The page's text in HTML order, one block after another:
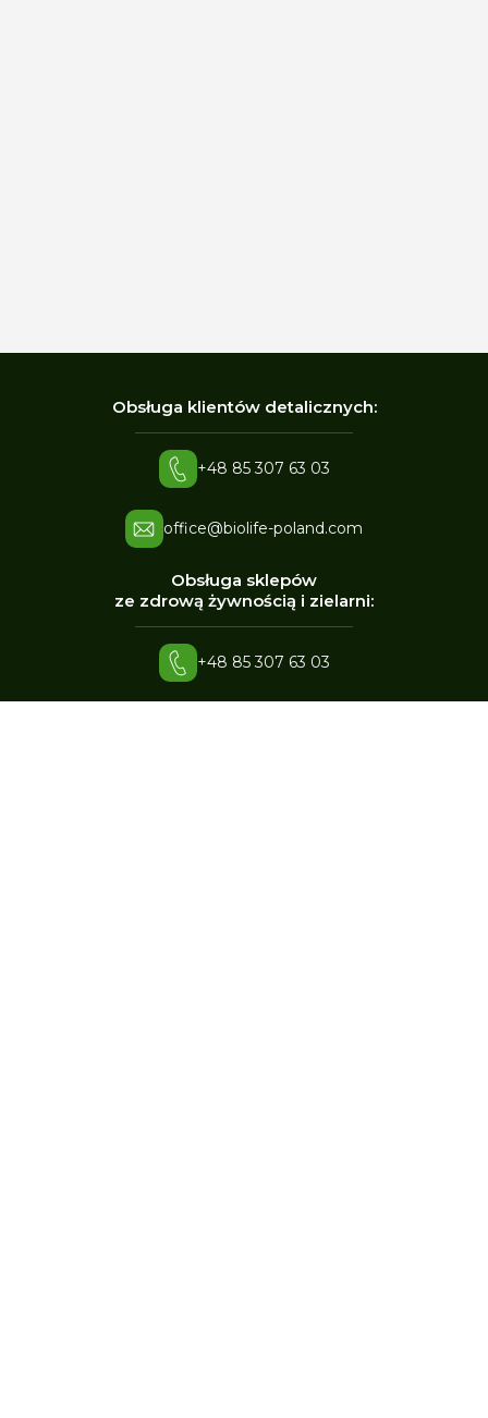
Obsługa klientów detalicznych:
+48 85 307 63 03
office@biolife-poland.com
Obsługa sklepów
ze zdrową żywnością i zielarni:
+48 85 307 63 03